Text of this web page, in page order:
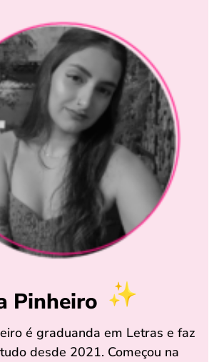
Pinheiro
é graduanda em Letras e faz
desde 2021. Começou na